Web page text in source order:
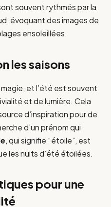
souvent rythmés par la
évoquant des images de
ensoleillées.
les saisons
et l’été est souvent
et de lumière. Cela
d’inspiration pour de
d’un prénom qui
, qui signifie “étoile”, est
les nuits d’été étoilées.
pour une